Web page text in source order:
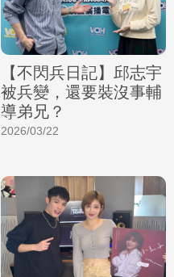
【不閃兵日記】邱志宇
被兵變，還要裝沒事輔
導弟兄？
2026/03/22